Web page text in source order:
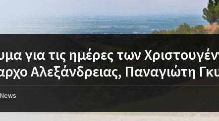
για τις ημέρες των
Αλεξάνδρειας, Παναγιώτη
News